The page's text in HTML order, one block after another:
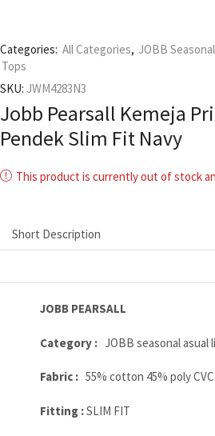
Categories: All Categories, JOBB Seasonal
Tops
SKU: JWM4283N3
Jobb Pearsall Kemeja
Pendek Slim Fit Navy
This product is currently out of stock
Short Description
JOBB PEARSALL
Category : JOBB seasonal asual
Fabric : 55% cotton 45% poly CVC
Fitting :SLIM FIT